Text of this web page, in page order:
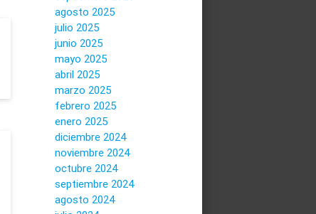
agosto 2025
julio 2025
junio 2025
mayo 2025
abril 2025
marzo 2025
febrero 2025
enero 2025
diciembre 2024
noviembre 2024
octubre 2024
septiembre 2024
agosto 2024